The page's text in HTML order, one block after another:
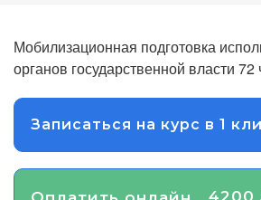
Мобилизационная подготовка
органов государственной власти 72
Записаться на курс в 1